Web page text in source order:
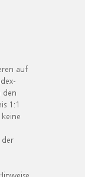
auf
den
1:1
der